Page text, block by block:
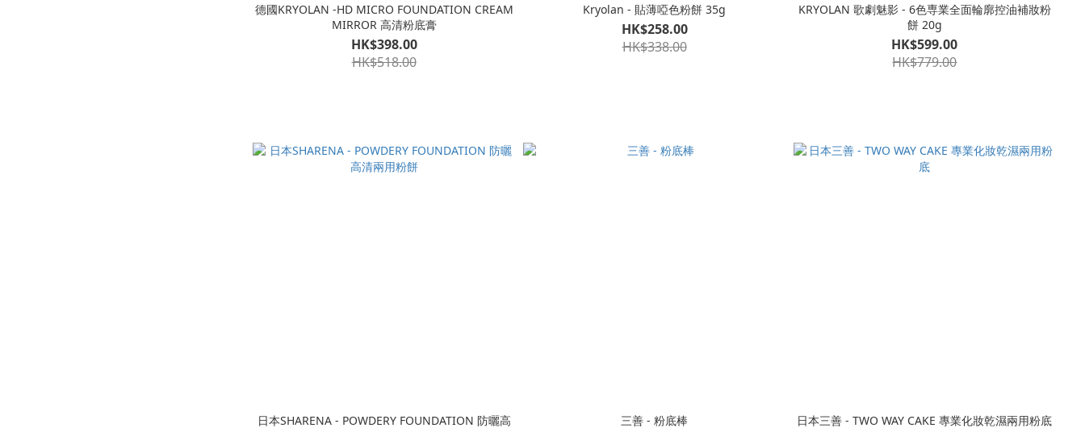
德國KRYOLAN -HD MICRO FOUNDATION CREAM
MIRROR 高清粉底膏
HK$398.00
HK$518.00
Kryolan - 貼薄啞色粉餅 35g
HK$258.00
HK$338.00
KRYOLAN 歌劇魅影 - 6色専業全面輪廓控油補妝粉
餅 20g
HK$599.00
HK$779.00
日本SHARENA - POWDERY FOUNDATION 防曬高
三善 - 粉底棒 日本三善 - TWO WAY CAKE 專業化妝乾濕兩用粉底